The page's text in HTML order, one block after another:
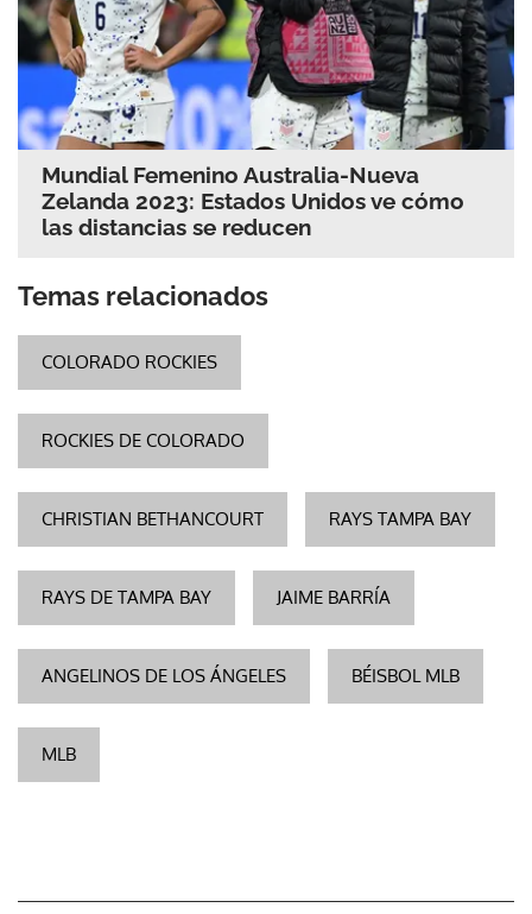
Mundial Femenino Australia-Nueva
Zelanda 2023: Estados Unidos ve cómo
las distancias se reducen
Temas relacionados
COLORADO ROCKIES
ROCKIES DE COLORADO
CHRISTIAN BETHANCOURT RAYS TAMPA BAY
RAYS DE TAMPA BAY JAIME BARRÍA
ANGELINOS DE LOS ÁNGELES BÉISBOL MLB
MLB